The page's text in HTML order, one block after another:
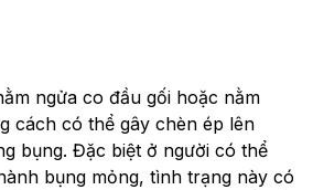
ngửa co đầu gối hoặc nằm
cách có thể gây chèn ép lên
bụng. Đặc biệt ở người có thể
bụng mỏng, tình trạng này có